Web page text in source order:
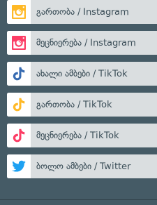
გართობა / Instagram
მეცნიერება / Instagram
ახალი ამბები / TikTok
გართობა / TikTok
მეცნიერება / TikTok
ბოლო ამბები / Twitter